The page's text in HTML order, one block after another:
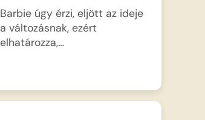
Barbie úgy érzi, eljött az ideje
a változásnak, ezért
elhatározza,…